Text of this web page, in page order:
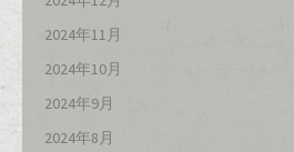
2024年11月
2024年10月
2024年9月
2024年8月